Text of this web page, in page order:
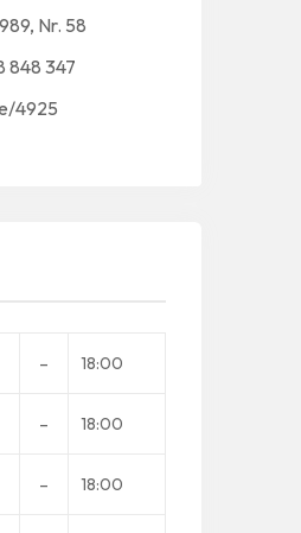
Nr. 58
848 347
4925
– 18:00
– 18:00
– 18:00